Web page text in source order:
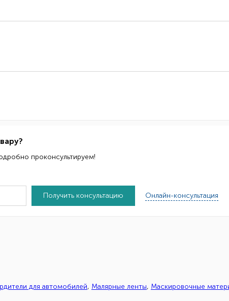
проконсультируем!
Получить консультацию Онлайн-консультация
для автомобилей, Малярные ленты, Маскировочные